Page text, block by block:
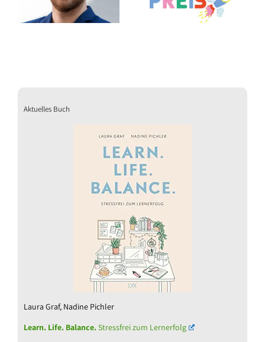
Kinderbuchpreises 2026
Etagen
Aktuelles Buch
Laura Graf, Nadine Pichler
Learn. Life. Balance.Stressfrei zum Lernerfolg